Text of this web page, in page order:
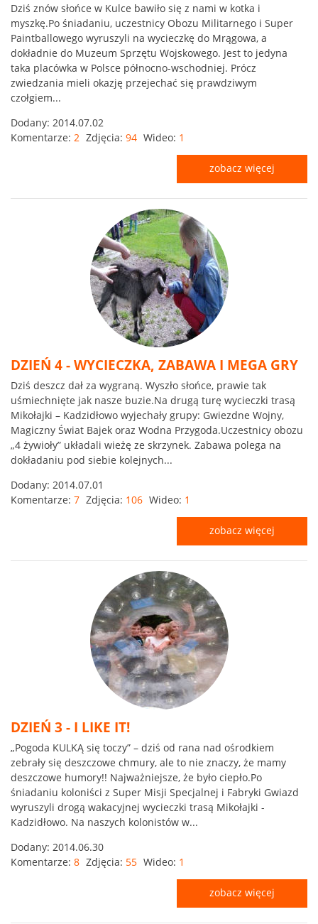
Dziś znów słońce w Kulce bawiło się z nami w kotka i
myszkę.Po śniadaniu, uczestnicy Obozu Militarnego i Super
Paintballowego wyruszyli na wycieczkę do Mrągowa, a
dokładnie do Muzeum Sprzętu Wojskowego. Jest to jedyna
taka placówka w Polsce północno-wschodniej. Prócz
zwiedzania mieli okazję przejechać się prawdziwym
czołgiem...
Dodany: 2014.07.02
Komentarze: 2 Zdjęcia: 94 Wideo: 1
zobacz więcej
DZIEŃ 4 - WYCIECZKA, ZABAWA I MEGA GRY
Dziś deszcz dał za wygraną. Wyszło słońce, prawie tak
uśmiechnięte jak nasze buzie.Na drugą turę wycieczki trasą
Mikołajki – Kadzidłowo wyjechały grupy: Gwiezdne Wojny,
Magiczny Świat Bajek oraz Wodna Przygoda.Uczestnicy obozu
„4 żywioły” układali wieżę ze skrzynek. Zabawa polega na
dokładaniu pod siebie kolejnych...
Dodany: 2014.07.01
Komentarze: 7 Zdjęcia: 106 Wideo: 1
zobacz więcej
DZIEŃ 3 - I LIKE IT!
„Pogoda KULKĄ się toczy” – dziś od rana nad ośrodkiem
zebrały się deszczowe chmury, ale to nie znaczy, że mamy
deszczowe humory!! Najważniejsze, że było ciepło.Po
śniadaniu koloniści z Super Misji Specjalnej i Fabryki Gwiazd
wyruszyli drogą wakacyjnej wycieczki trasą Mikołajki -
Kadzidłowo. Na naszych kolonistów w...
Dodany: 2014.06.30
Komentarze: 8 Zdjęcia: 55 Wideo: 1
zobacz więcej